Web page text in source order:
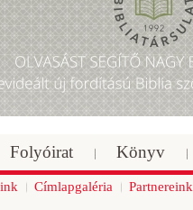
Folyóirat Könyv
Címlapgaléria Partnereink